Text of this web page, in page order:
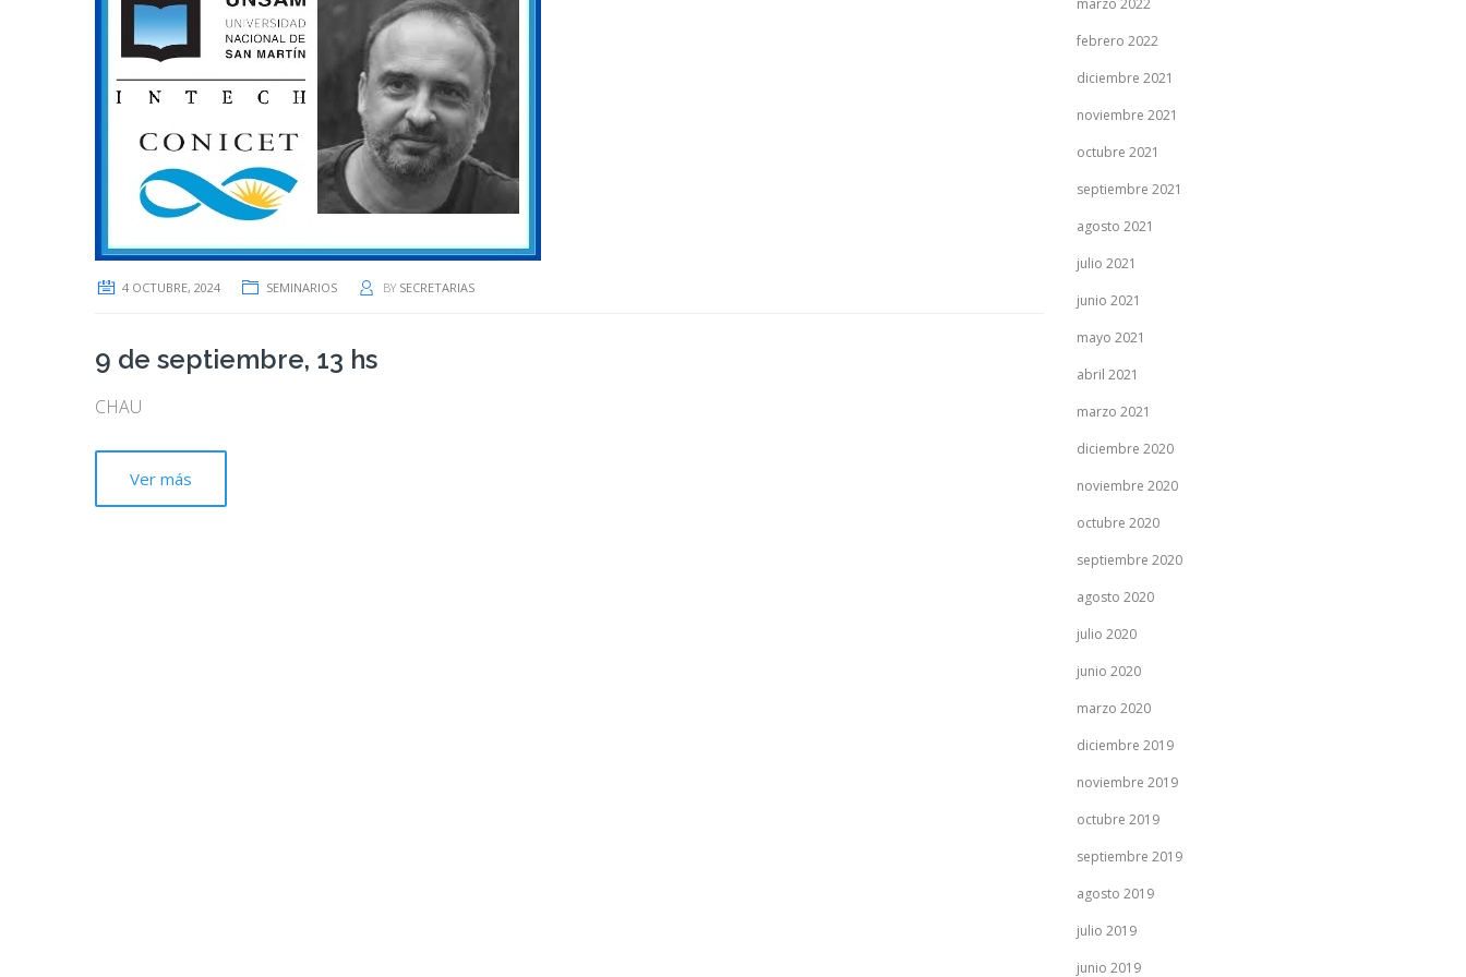
4 OCTUBRE, 2024 SEMINARIOS BY SECRETARIAS
9 de septiembre, 13 hs
CHAU
Ver más
febrero 2022
diciembre 2021
noviembre 2021
octubre 2021
septiembre 2021
agosto 2021
julio 2021
junio 2021
mayo 2021
abril 2021
marzo 2021
diciembre 2020
noviembre 2020
octubre 2020
septiembre 2020
agosto 2020
julio 2020
junio 2020
marzo 2020
diciembre 2019
noviembre 2019
octubre 2019
septiembre 2019
agosto 2019
julio 2019
junio 2019